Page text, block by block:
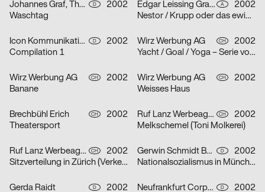
Johannes Graf, Thorsten Lehmann D
2002
Waschtag
Edgar Leissing Grafik Design A
2002
Nestor / Krupp oder das ewige Leben / Hartes Herz – Serie von drei Plakaten
Icon Kommunikationsdesign D
2002
Compilation 1
Wirz Werbung AG CH
2002
Yacht / Goal / Yoga – Serie von drei Plakaten
Wirz Werbung AG CH
2002
Banane
Wirz Werbung AG CH
2002
Weisses Haus
Brechbühl Erich CH
2002
Theatersport
Ruf Lanz Werbeagentur AG CH
2002
Melkschemel (Toni Molkerei)
Ruf Lanz Werbeagentur AG CH
2002
Sitzverteilung in Zürich (Verkehrsbetriebe Zürich)
Gerwin Schmidt Büro für visuelle Gestaltung D
2002
Nationalsozialismus in München
Gerda Raidt D
2002
Neufrankfurt Corporate Design GmbH D
2002